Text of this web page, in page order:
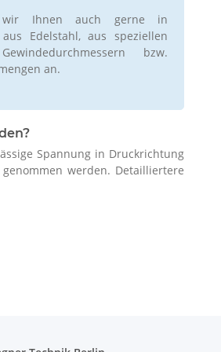
wir Ihnen auch gerne in
Edelstahl, aus speziellen
bzw.
an.
Spannung in Druckrichtung
werden. Detailliertere